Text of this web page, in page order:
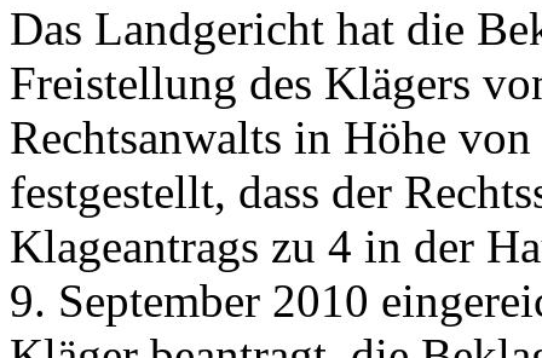
Das Landgericht hat die
Freistellung des Klägers
Rechtsanwalts in Höhe
festgestellt, dass der
Klageantrags zu 4 in der
9. September 2010